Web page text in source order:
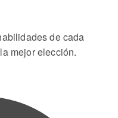
de cada
mejor elección.